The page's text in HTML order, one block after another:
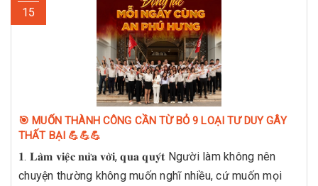
15
🎯 MUỐN THÀNH CÔNG CẦN TỪ BỎ 9 LOẠI TƯ DUY GÂY
THẤT BẠI 💪💪💪
𝟏. 𝐋𝐚̀𝐦 𝐯𝐢𝐞̣̂𝐜 𝐧𝐮̛̉𝐚 𝐯𝐨̛̀𝐢, 𝐪𝐮𝐚 𝐪𝐮𝐲́𝐭 Người làm không nên
chuyện thường không muốn nghĩ nhiều, cứ muốn mọi